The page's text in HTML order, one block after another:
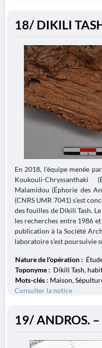
18/ DIKILI
En 2018, l’équipe menée
Koukouli-
Malamidou (Éphorie des
(CNRS UMR 7041) s’est
des fouilles de Dikili Tash.
les recherches entre 1986
publication à la Société
laboratoire s’est poursuivie
Nature de l'opération :
Toponyme : Dikili Tash,
Mots-clés : Maison,
Consulter la notice
19/ ANDROS.